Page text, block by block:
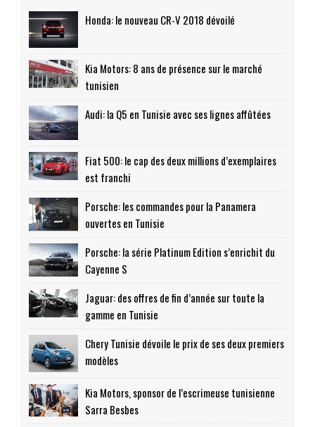
Honda: le nouveau CR-V 2018 dévoilé
Kia Motors: 8 ans de présence sur le marché
tunisien
Audi: la Q5 en Tunisie avec ses lignes affûtées
Fiat 500: le cap des deux millions d’exemplaires
est franchi
Porsche: les commandes pour la Panamera
ouvertes en Tunisie
Porsche: la série Platinum Edition s’enrichit du
Cayenne S
Jaguar: des offres de fin d’année sur toute la
gamme en Tunisie
Chery Tunisie dévoile le prix de ses deux premiers
modèles
Kia Motors, sponsor de l’escrimeuse tunisienne
Sarra Besbes